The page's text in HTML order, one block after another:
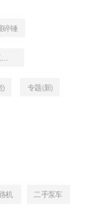
碎锤
二手XE80徐工挖机价格查询
) 专题(新)
机 二手泵车